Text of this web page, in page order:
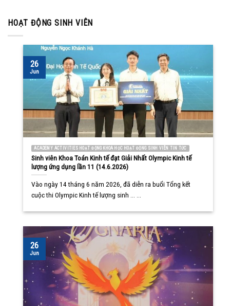
HOẠT ĐỘNG SINH VIÊN
ACADEMY ACTIVITIES HOẠT ĐỘNG KHOA HỌC HOẠT ĐỘNG SINH VIÊN TIN TỨC
Sinh viên Khoa Toán Kinh tế đạt Giải Nhất Olympic Kinh tế
lượng ứng dụng lần 11 (14.6.2026)
Vào ngày 14 tháng 6 năm 2026, đã diễn ra buổi Tổng kết
cuộc thi Olympic Kinh tế lượng sinh ... ...
26
Jun
26
Jun